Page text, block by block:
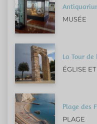
MUSÉE
La Tour de
ÉGLISE
Plage des
PLAGE